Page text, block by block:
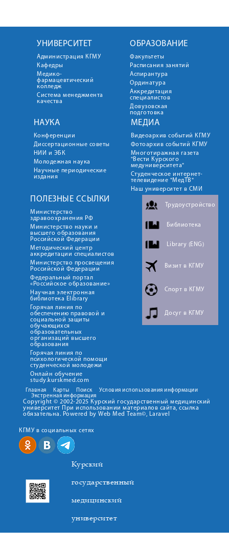
УНИВЕРСИТЕТ
Администрация КГМУ
Кафедры
Медико-
фармацевтический
колледж
Система менеджмента
качества
ОБРАЗОВАНИЕ
Факультеты
Расписания занятий
Аспирантура
Ординатура
Аккредитация
специалистов
Довузовская
подготовка
НАУКА
Конференции
Диссертационные советы
НИИ и ЭБК
Молодежная наука
Научные периодические
издания
МЕДИА
Видеоархив событий КГМУ
Фотоархив событий КГМУ
Многотиражная газета
"Вести Курского
медуниверситета"
Студенческое интернет-
телевидение "МедТВ"
Наш университет в СМИ
ПОЛЕЗНЫЕ ССЫЛКИ
Министерство
здравоохранения РФ
Министерство науки и
высшего образования
Российской Федерации
Методический центр
аккредитации специалистов
Министерство просвещения
Российской Федерации
Федеральный портал
«Российское образование»
Научная электронная
библиотека Elibrary
Горячая линия по
обеспечению правовой и
социальной защиты
обучающихся
образовательных
организаций высшего
образования
Горячая линия по
психологической помощи
студенческой молодежи
Онлайн обучение
study.kurskmed.com
Трудоустройство
Библиотека
Library (ENG)
Визит в КГМУ
Спорт в КГМУ
Досуг в КГМУ
Главная Карты Поиск
Условия использования информации
Экстренная информация
Copyright © 2002-2025 Курский государственный медицинский
университет При использовании материалов сайта, ссылка
обязательна. Powered by Web Med Team©, Laravel
КГМУ в социальных сетях
Курский
государственный
медицинский
университет